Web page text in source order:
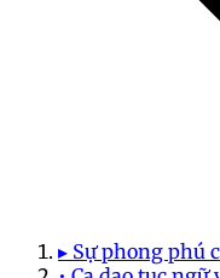
▸ Sự phong phú